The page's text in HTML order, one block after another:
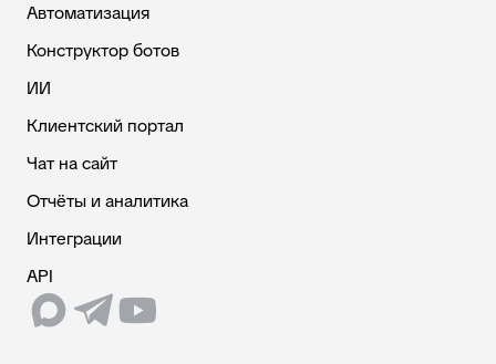
Автоматизация
Конструктор ботов
ИИ
Клиентский портал
Чат на сайт
Отчёты и аналитика
Интеграции
API